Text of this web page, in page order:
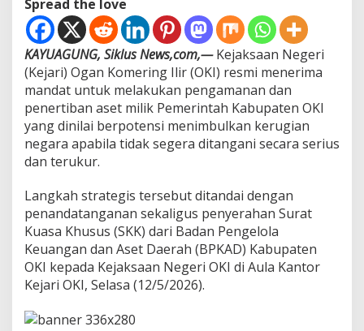
T
e
r
t
i
b
a
n
A
D
a
e
r
a
h
B
Spread the love
KAYUAGUNG, Siklus News,com,—Kejaksaan Negeri
(Kejari) Ogan Komering Ilir (OKI) resmi menerima
mandat untuk melakukan pengamanan dan
penertiban aset milik Pemerintah Kabupaten OKI
yang dinilai berpotensi menimbulkan kerugian
negara apabila tidak segera ditangani secara serius
dan terukur.
Langkah strategis tersebut ditandai dengan
penandatanganan sekaligus penyerahan Surat
Kuasa Khusus (SKK) dari Badan Pengelola
Keuangan dan Aset Daerah (BPKAD) Kabupaten
OKI kepada Kejaksaan Negeri OKI di Aula Kantor
Kejari OKI, Selasa (12/5/2026).